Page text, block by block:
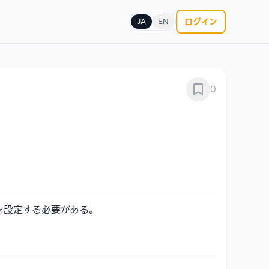
JA EN ログイン
0
定する必要がある。